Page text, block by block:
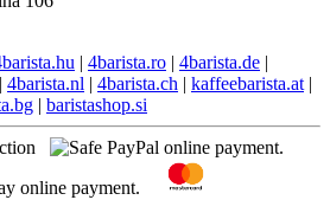
| 4barista.ro | 4barista.de |
4barista.nl | 4barista.ch | kaffeebarista.at |
| baristashop.si